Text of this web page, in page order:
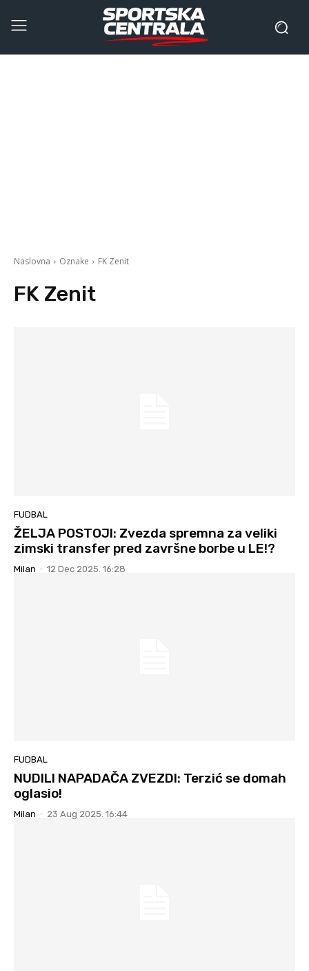
Naslovna Oznake FK Zenit
FK Zenit
FUDBAL
ŽELJA POSTOJI: Zvezda spremna za veliki
zimski transfer pred završne borbe u LE!?
Milan - 12 Dec 2025. 16:28
FUDBAL
NUDILI NAPADAČA ZVEZDI: Terzić se domah
oglasio!
Milan - 23 Aug 2025. 16:44